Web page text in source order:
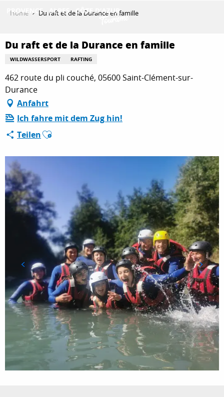
principal
ENTDECKEN
AKTIVITÄTEN
AUFENTHALT
ESPACE PRO
Home Du raft et de la Durance en famille
Du raft et de la Durance en famille
WILDWASSERSPORT RAFTING
462 route du pli couché, 05600 Saint-Clément-sur-
Durance
Anfahrt
Ich fahre mit dem Zug hin!
TeilenAjouter aux favoris